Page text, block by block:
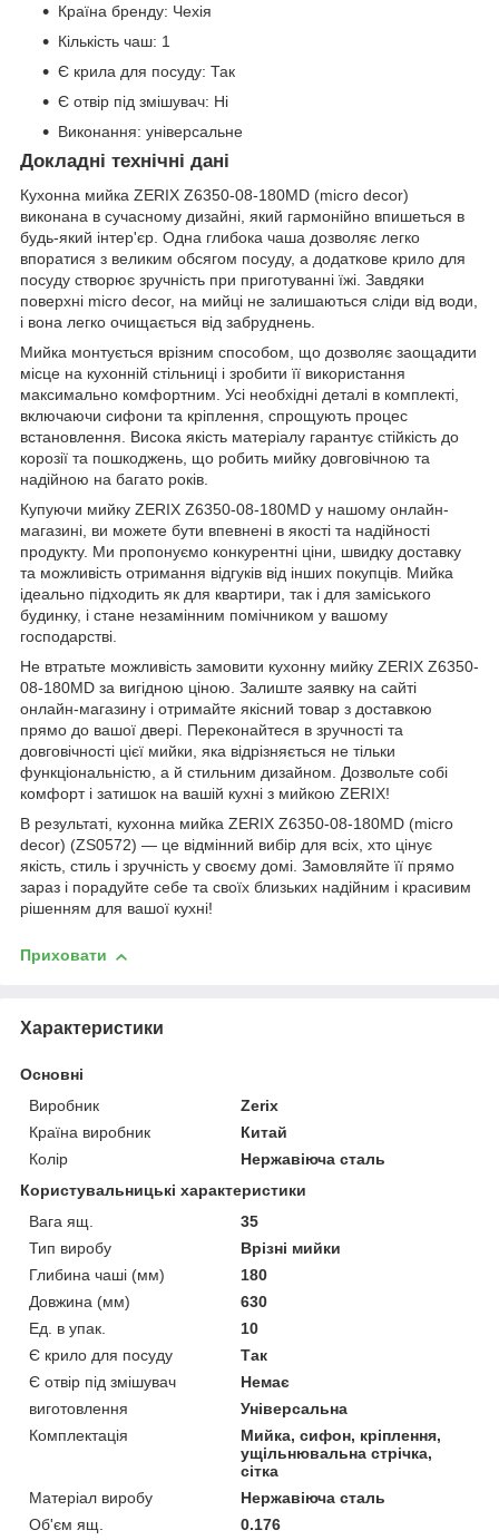
Країна бренду: Чехія
Кількість чаш: 1
Є крила для посуду: Так
Є отвір під змішувач: Ні
Виконання: універсальне
Докладні технічні дані
Кухонна мийка ZERIX Z6350-08-180MD (micro decor)
виконана в сучасному дизайні, який гармонійно впишеться в
будь-який інтер'єр. Одна глибока чаша дозволяє легко
впоратися з великим обсягом посуду, а додаткове крило для
посуду створює зручність при приготуванні їжі. Завдяки
поверхні micro decor, на мийці не залишаються сліди від води,
і вона легко очищається від забруднень.
Мийка монтується врізним способом, що дозволяє заощадити
місце на кухонній стільниці і зробити її використання
максимально комфортним. Усі необхідні деталі в комплекті,
включаючи сифони та кріплення, спрощують процес
встановлення. Висока якість матеріалу гарантує стійкість до
корозії та пошкоджень, що робить мийку довговічною та
надійною на багато років.
Купуючи мийку ZERIX Z6350-08-180MD у нашому онлайн-
магазині, ви можете бути впевнені в якості та надійності
продукту. Ми пропонуємо конкурентні ціни, швидку доставку
та можливість отримання відгуків від інших покупців. Мийка
ідеально підходить як для квартири, так і для заміського
будинку, і стане незамінним помічником у вашому
господарстві.
Не втратьте можливість замовити кухонну мийку ZERIX Z6350-
08-180MD за вигідною ціною. Залиште заявку на сайті
онлайн-магазину і отримайте якісний товар з доставкою
прямо до вашої двері. Переконайтеся в зручності та
довговічності цієї мийки, яка відрізняється не тільки
функціональністю, а й стильним дизайном. Дозвольте собі
комфорт і затишок на вашій кухні з мийкою ZERIX!
В результаті, кухонна мийка ZERIX Z6350-08-180MD (micro
decor) (ZS0572) — це відмінний вибір для всіх, хто цінує
якість, стиль і зручність у своєму домі. Замовляйте її прямо
зараз і порадуйте себе та своїх близьких надійним і красивим
рішенням для вашої кухні!
Приховати
Характеристики
Основні
Виробник
Zerix
Країна виробник
Китай
Колір
Нержавіюча сталь
Користувальницькі характеристики
Вага ящ.
35
Тип виробу
Врізні мийки
Глибина чаші (мм)
180
Довжина (мм)
630
Ед. в упак.
10
Є крило для посуду
Так
Є отвір під змішувач
Немає
виготовлення
Універсальна
Комплектація
Мийка, сифон, кріплення,
ущільнювальна стрічка,
сітка
Матеріал виробу
Нержавіюча сталь
Об'єм ящ.
0.176